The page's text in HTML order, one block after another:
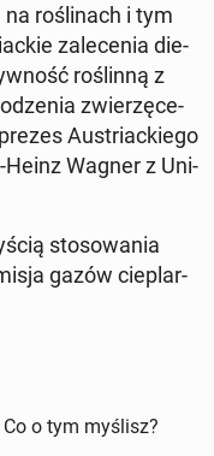
ro­śli­nach i tym
za­le­ce­nia die­
ro­ślin­ną z
zwie­rzę­ce­
Au­striac­kie­go
Wagner z Uni­
sto­so­wa­nia
gazów cie­plar­
o tym myślisz?